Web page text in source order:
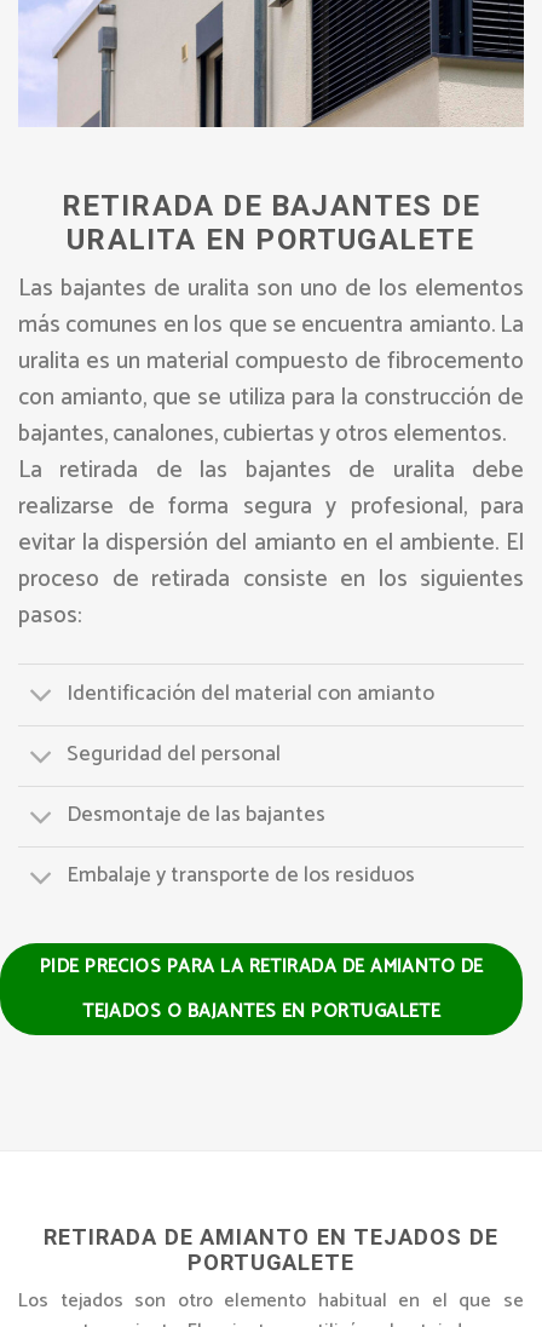
RETIRADA DE BAJANTES DE
URALITA EN PORTUGALETE
Las bajantes de uralita son uno de los elementos
más comunes en los que se encuentra amianto. La
uralita es un material compuesto de fibrocemento
con amianto, que se utiliza para la construcción de
bajantes, canalones, cubiertas y otros elementos.
La retirada de las bajantes de uralita debe
realizarse de forma segura y profesional, para
evitar la dispersión del amianto en el ambiente. El
proceso de retirada consiste en los siguientes
pasos:
Identificación del material con amianto
Seguridad del personal
Desmontaje de las bajantes
Embalaje y transporte de los residuos
PIDE PRECIOS PARA LA RETIRADA DE AMIANTO DE
TEJADOS O BAJANTES EN PORTUGALETE
RETIRADA DE AMIANTO EN TEJADOS DE
PORTUGALETE
Los tejados son otro elemento habitual en el que se